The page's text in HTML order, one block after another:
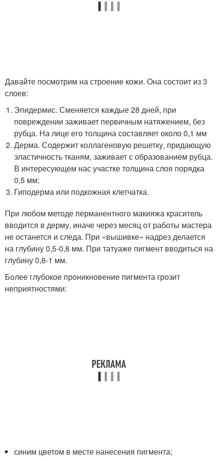
Давайте посмотрим на строение кожи. Она состоит из 3
слоев:
Эпидермис. Сменяется каждые 28 дней, при
повреждении заживает первичным натяжением, без
рубца. На лице его толщина составляет около 0,1 мм
Дерма. Содержит коллагеновую решетку, придающую
эластичность тканям, заживает с образованием рубца.
В интересующем нас участке толщина слоя порядка
0,5 мм;
Гиподерма или подкожная клетчатка.
При любом методе перманентного макияжа краситель
вводится в дерму, иначе через месяц от работы мастера
не останется и следа. При «вышивке» надрез делается
на глубину 0,5-0,8 мм. При татуаже пигмент вводиться на
глубину 0,8-1 мм.
Более глубокое проникновение пигмента грозит
неприятностями:
синим цветом в месте нанесения пигмента;